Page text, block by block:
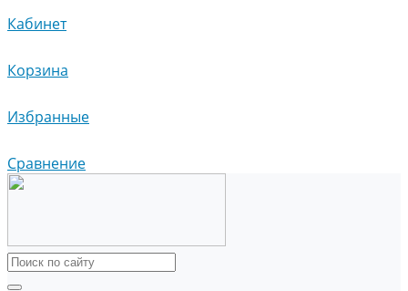
Кабинет
Корзина
Избранные
Сравнение